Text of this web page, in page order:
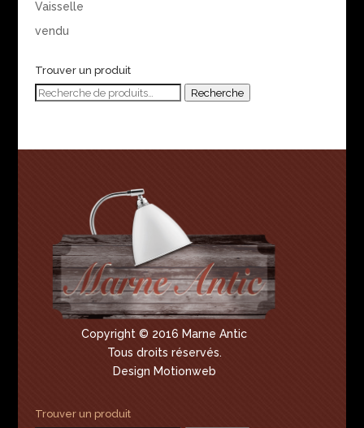
Vaisselle
vendu
Trouver un produit
Recherche
Recherche
Copyright © 2016 Marne Antic
Tous droits réservés.
Design Motionweb
Trouver un produit